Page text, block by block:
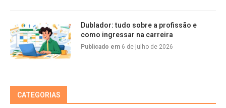
Dublador: tudo sobre a profissão e
como ingressar na carreira
Publicado em 6 de julho de 2026
CATEGORIAS